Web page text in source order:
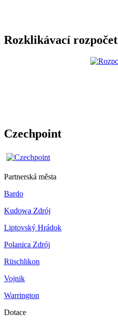
Rozklikávací rozpočet
Czechpoint
Partnerská města
Bardo
Kudowa Zdrój
Liptovský Hrádok
Polanica Zdrój
Rüschlikon
Vojnik
Warrington
Dotace